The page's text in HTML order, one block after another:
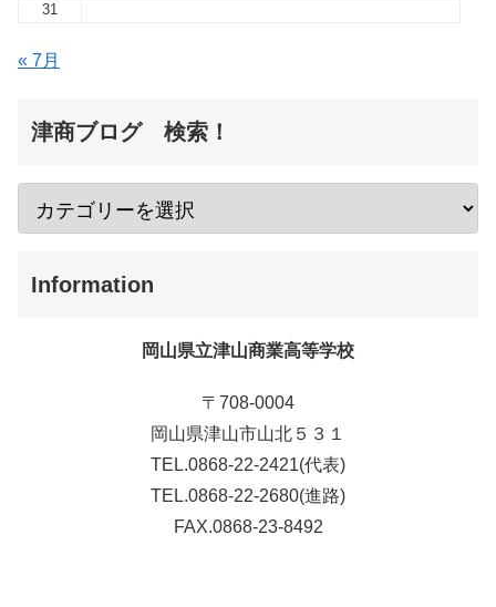
31
« 7月
津商ブログ 検索！
Information
岡山県立津山商業高等学校
〒708-0004
岡山県津山市山北５３１
TEL.0868-22-2421(代表)
TEL.0868-22-2680(進路)
FAX.0868-23-8492